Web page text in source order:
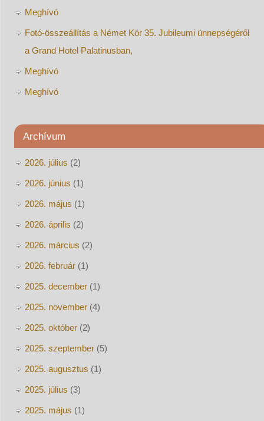
Meghívó
Fotó-összeállítás a Német Kör 35. Jubileumi ünnepségéről
a Grand Hotel Palatinusban,
Meghívó
Meghívó
Archívum
2026. július (2)
2026. június (1)
2026. május (1)
2026. április (2)
2026. március (2)
2026. február(1)
2025. december(1)
2025. november(4)
2025. október(2)
2025. szeptember(5)
2025. augusztus (1)
2025. július (3)
2025. május (1)